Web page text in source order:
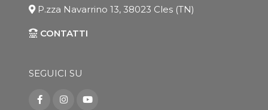
P.zza Navarrino 13, 38023 Cles (TN)
CONTATTI
SEGUICI SU